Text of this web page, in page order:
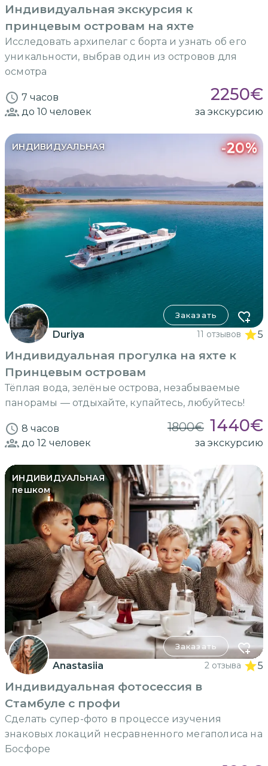
Индивидуальная экскурсия к
принцевым островам на яхте
Исследовать архипелаг с борта и узнать об его
уникальности, выбрав один из островов для
осмотра
7 часов 2250€
до 10 человек за экскурсию
ИНДИВИДУАЛЬНАЯ -20%
Заказать
Duriya 11 отзывов 5
Индивидуальная прогулка на яхте к
Принцевым островам
Тёплая вода, зелёные острова, незабываемые
панорамы — отдыхайте, купайтесь, любуйтесь!
8 часов 1800€ 1440€
до 12 человек за экскурсию
ИНДИВИДУАЛЬНАЯ
пешком
Заказать
Anastasiia 2 отзыва 5
Индивидуальная фотосессия в
Стамбуле с профи
Сделать супер-фото в процессе изучения
знаковых локаций несравненного мегаполиса на
Босфоре